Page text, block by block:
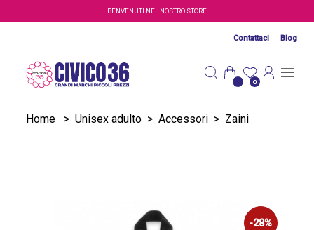
Salta al contenuto principaleBENVENUTI NEL NOSTRO STORE
Contattaci Blog
0
Home > Unisex adulto > Accessori > Zaini
-28%